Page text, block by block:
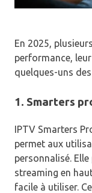
En 2025,
performance,
quelques-uns
1. Smarters
IPTV Smarters
permet aux
personnalisé.
streaming en
facile à utiliser.